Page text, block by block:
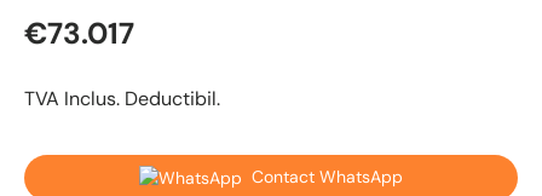
€73.017
TVA Inclus. Deductibil.
Contact WhatsApp